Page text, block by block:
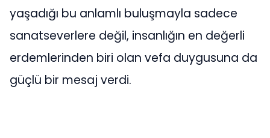
yaşadığı bu anlamlı buluşmayla sadece
sanatseverlere değil, insanlığın en değerli
erdemlerinden biri olan vefa duygusuna da
güçlü bir mesaj verdi.